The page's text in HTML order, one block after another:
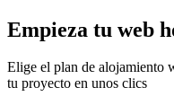
Empieza tu web
Elige el plan de alojamiento
tu proyecto en unos clics